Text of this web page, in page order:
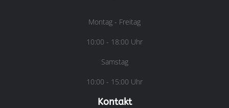
Montag - Freitag
10:00 - 18:00 Uhr
Samstag
10:00 - 15:00 Uhr
Kontakt